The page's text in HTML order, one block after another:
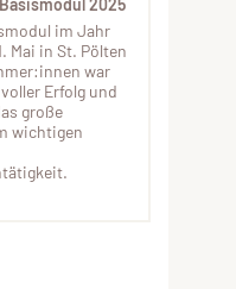
2025
im Jahr
Mai in St. Pölten
war
Erfolg und
große
wichtigen